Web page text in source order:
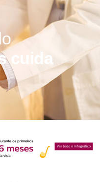
cuida